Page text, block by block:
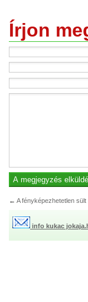
Írjon
← A fényképezhetetlen sült
info kukac